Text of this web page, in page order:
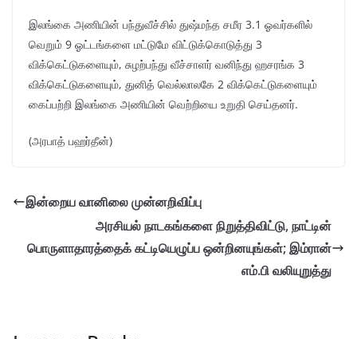
இலங்கை அணியின் பந்துவீச்சில் துஷ்மந்த சமீர 3.1 ஓவர்களில்
வெறும் 9 ஓட்டங்களை மட்டுமே விட்டுக்கொடுத்து 3
விக்கெட்டுகளையும், சுழற்பந்து வீச்சாளர் வனிந்து ஹசரங்க 3
விக்கெட்டுகளையும், துனித் வெல்லாலகே 2 விக்கெட்டுகளையும்
கைப்பற்றி இலங்கை அணியின் வெற்றியை உறுதி செய்தனர்.
(அரபாத் பஹர்தீன்)
இன்றைய வானிலை முன்னறிவிப்பு
அரசியல் நாடகங்களை நிறுத்திவிட்டு, நாட்டின்
பொருளாதாரத்தைக் கட்டியெழுப்ப ஒன்றினயுங்கள்; இம்ரான்
எம்.பி வலியுறுத்து